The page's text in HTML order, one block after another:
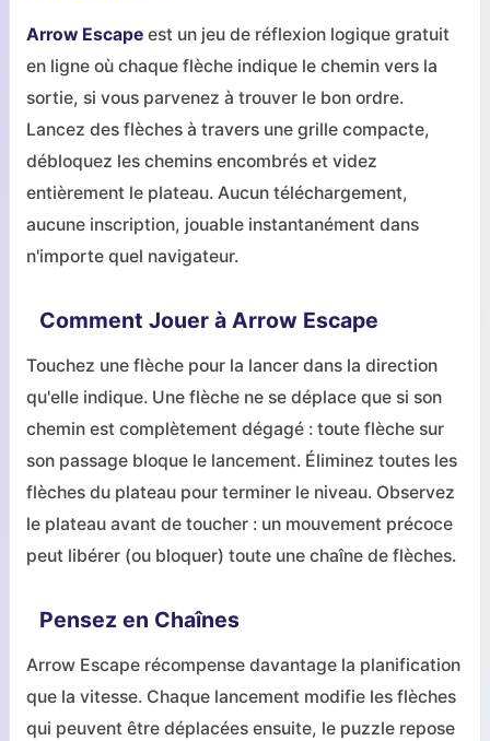
Arrow Escape est un jeu de réflexion logique gratuit
en ligne où chaque flèche indique le chemin vers la
sortie, si vous parvenez à trouver le bon ordre.
Lancez des flèches à travers une grille compacte,
débloquez les chemins encombrés et videz
entièrement le plateau. Aucun téléchargement,
aucune inscription, jouable instantanément dans
n'importe quel navigateur.
Comment Jouer à Arrow Escape
Touchez une flèche pour la lancer dans la direction
qu'elle indique. Une flèche ne se déplace que si son
chemin est complètement dégagé : toute flèche sur
son passage bloque le lancement. Éliminez toutes les
flèches du plateau pour terminer le niveau. Observez
le plateau avant de toucher : un mouvement précoce
peut libérer (ou bloquer) toute une chaîne de flèches.
Pensez en Chaînes
Arrow Escape récompense davantage la planification
que la vitesse. Chaque lancement modifie les flèches
qui peuvent être déplacées ensuite, le puzzle repose